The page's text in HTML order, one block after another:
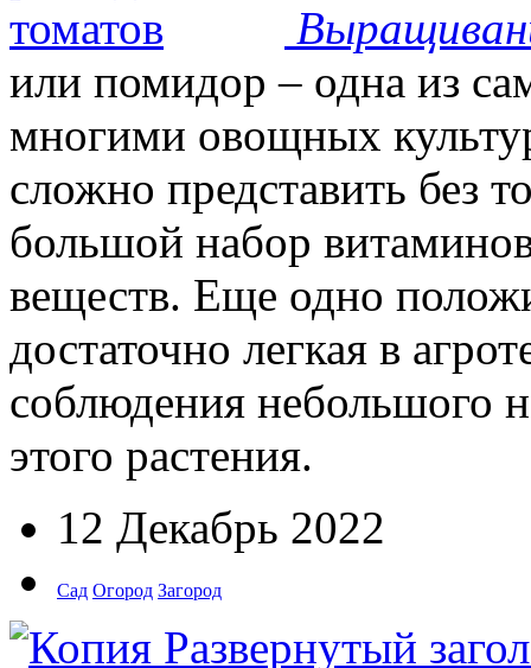
или помидор – одна из
многими овощных
сложно представить без
большой набор
веществ. Еще одно
достаточно легкая в
соблюдения небольшого
этого растения.
12 Декабрь 2022
Сад Огород Загород